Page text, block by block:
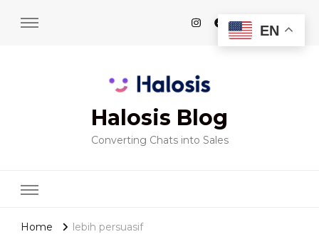
Halosis Blog
Converting Chats into Sales
Home lebih persuasif
EN